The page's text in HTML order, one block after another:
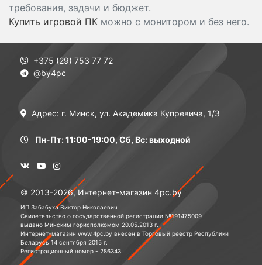
требования, задачи и бюджет.
Купить игровой ПК можно с монитором и без него.
+375 (29) 753 77 72
@by4pc
Адрес: г. Минск, ул. Академика Купревича, 1/3
Пн-Пт: 11:00-19:00, Сб, Вс: выходной
© 2013-2026, Интернет-магазин 4pc.by
ИП Забабуха Виктор Николаевич
Свидетельство о государственной регистрации №191475009
выдано Минским горисполкомом 20.05.2013 г.
Интернет-магазин www.4pc.by внесен в Торговый реестр Республики
Беларусь 14 сентября 2015 г.
Регистрационный номер - 286343.